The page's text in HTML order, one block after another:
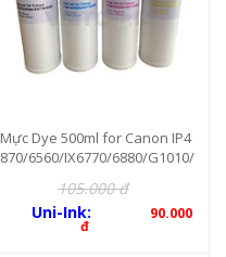
Mực Dye 500ml for Canon IP4
870/6560/IX6770/6880/G1010/
105.000 đ
Uni-Ink:
90.000
đ